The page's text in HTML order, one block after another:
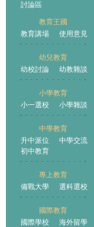
討論區
教育王國
教育講場
使用意見
幼兒教育
幼校討論
幼教雜談
小學教育
小一選校
小學雜談
中學教育
升中派位
中學交流
初中教育
專上教育
備戰大學
選科選校
國際教育
國際學校
海外留學